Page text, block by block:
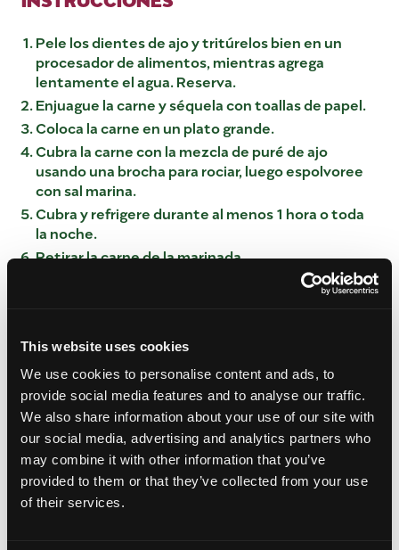
This website uses cookies
We use cookies to personalise content and ads, to
provide social media features and to analyse our traffic.
We also share information about your use of our site with
our social media, advertising and analytics partners who
may combine it with other information that you’ve
provided to them or that they’ve collected from your use
of their services.
Pele los dientes de ajo y tritúrelos bien en un
procesador de alimentos, mientras agrega
lentamente el agua. Reserva.
Enjuague la carne y séquela con toallas de papel.
Coloca la carne en un plato grande.
Cubra la carne con la mezcla de puré de ajo
usando una brocha para rociar, luego espolvoree
con sal marina.
Cubra y refrigere durante al menos 1 hora o toda
la noche.
Retirar la carne de la marinada.
Caliente el aceite en una sartén de fondo grueso,
horno holandés o directamente en la olla a
Sea todos los trozos de carne en el aceite hasta
bien cocida y comenzará a oler bien). Con unas
pinzas, retire la carne de la sartén y déjela a un
lado en una bandeja que recogerá cualquier
goteo.
Cuando toda la carne esté dorada, dejar reposar
unos 15 minutos en la bandeja.
Agregue toda la grasa de la carne a la olla, junto